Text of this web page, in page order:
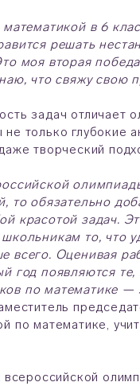
математикой в 6
решать
моя вторая
что свяжу свою
задач отличает
только глубокие
творческий
то обязательно
красотой задач.
то, что
всего. Оценивая
год появляются
по математике —
по математике,
всероссийской